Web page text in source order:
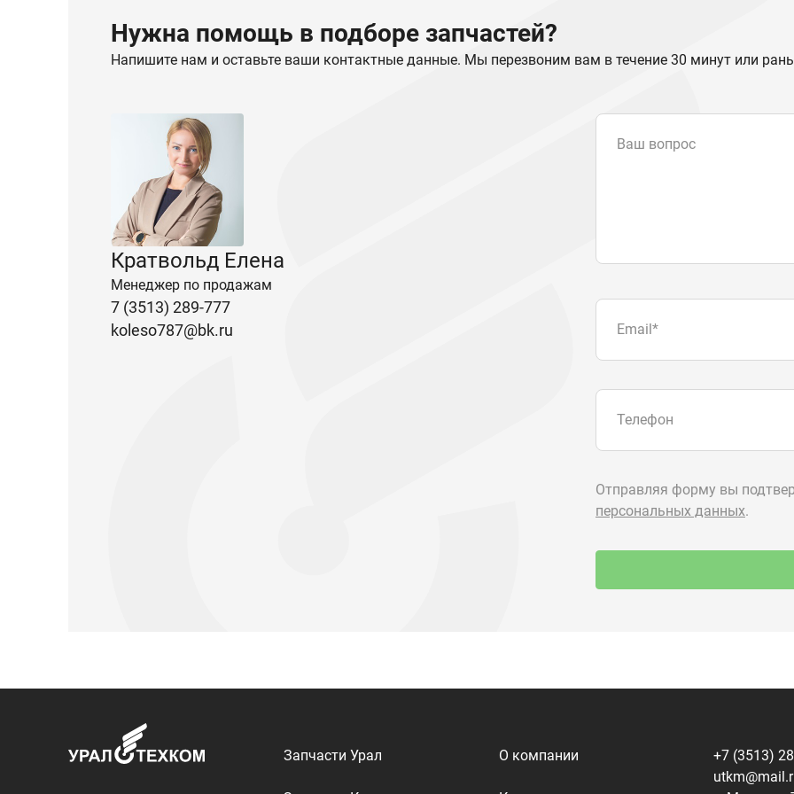
Нужна помощь в подборе запчастей?
Напишите нам и оставьте ваши контактные данные. Мы перезвоним вам в течение 30 минут или
Кратвольд Елена
Менеджер по продажам
7 (3513) 289-777
koleso787@bk.ru
Ваш вопрос
Доставка и оплата
+7 (3513)
г. Миасс, п.
ул.
ООО «УралТехКом», 2026 Политика конфиденциальности